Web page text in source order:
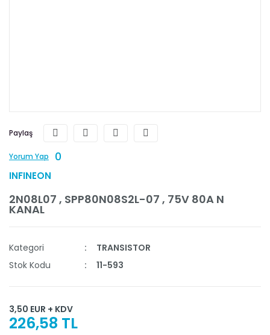
Paylaş
Yorum Yap 0
INFINEON
2N08L07 , SPP80N08S2L-07 , 75V 80A N
KANAL
Kategori
TRANSISTOR
Stok Kodu
11-593
3,50 EUR + KDV
226,58 TL